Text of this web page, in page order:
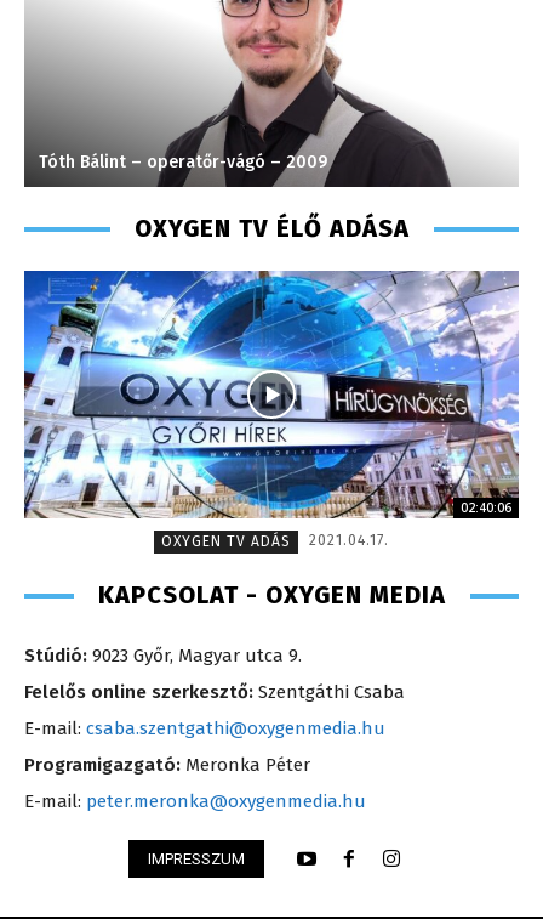
Tóth Bálint – operatőr-vágó – 2009
OXYGEN TV ÉLŐ ADÁSA
02:40:06
OXYGEN TV ADÁS
2021.04.17.
KAPCSOLAT - OXYGEN MEDIA
Stúdió: 9023 Győr, Magyar utca 9.
Felelős online szerkesztő: Szentgáthi Csaba
E-mail: csaba.szentgathi@oxygenmedia.hu
Programigazgató: Meronka Péter
E-mail: peter.meronka@oxygenmedia.hu
IMPRESSZUM